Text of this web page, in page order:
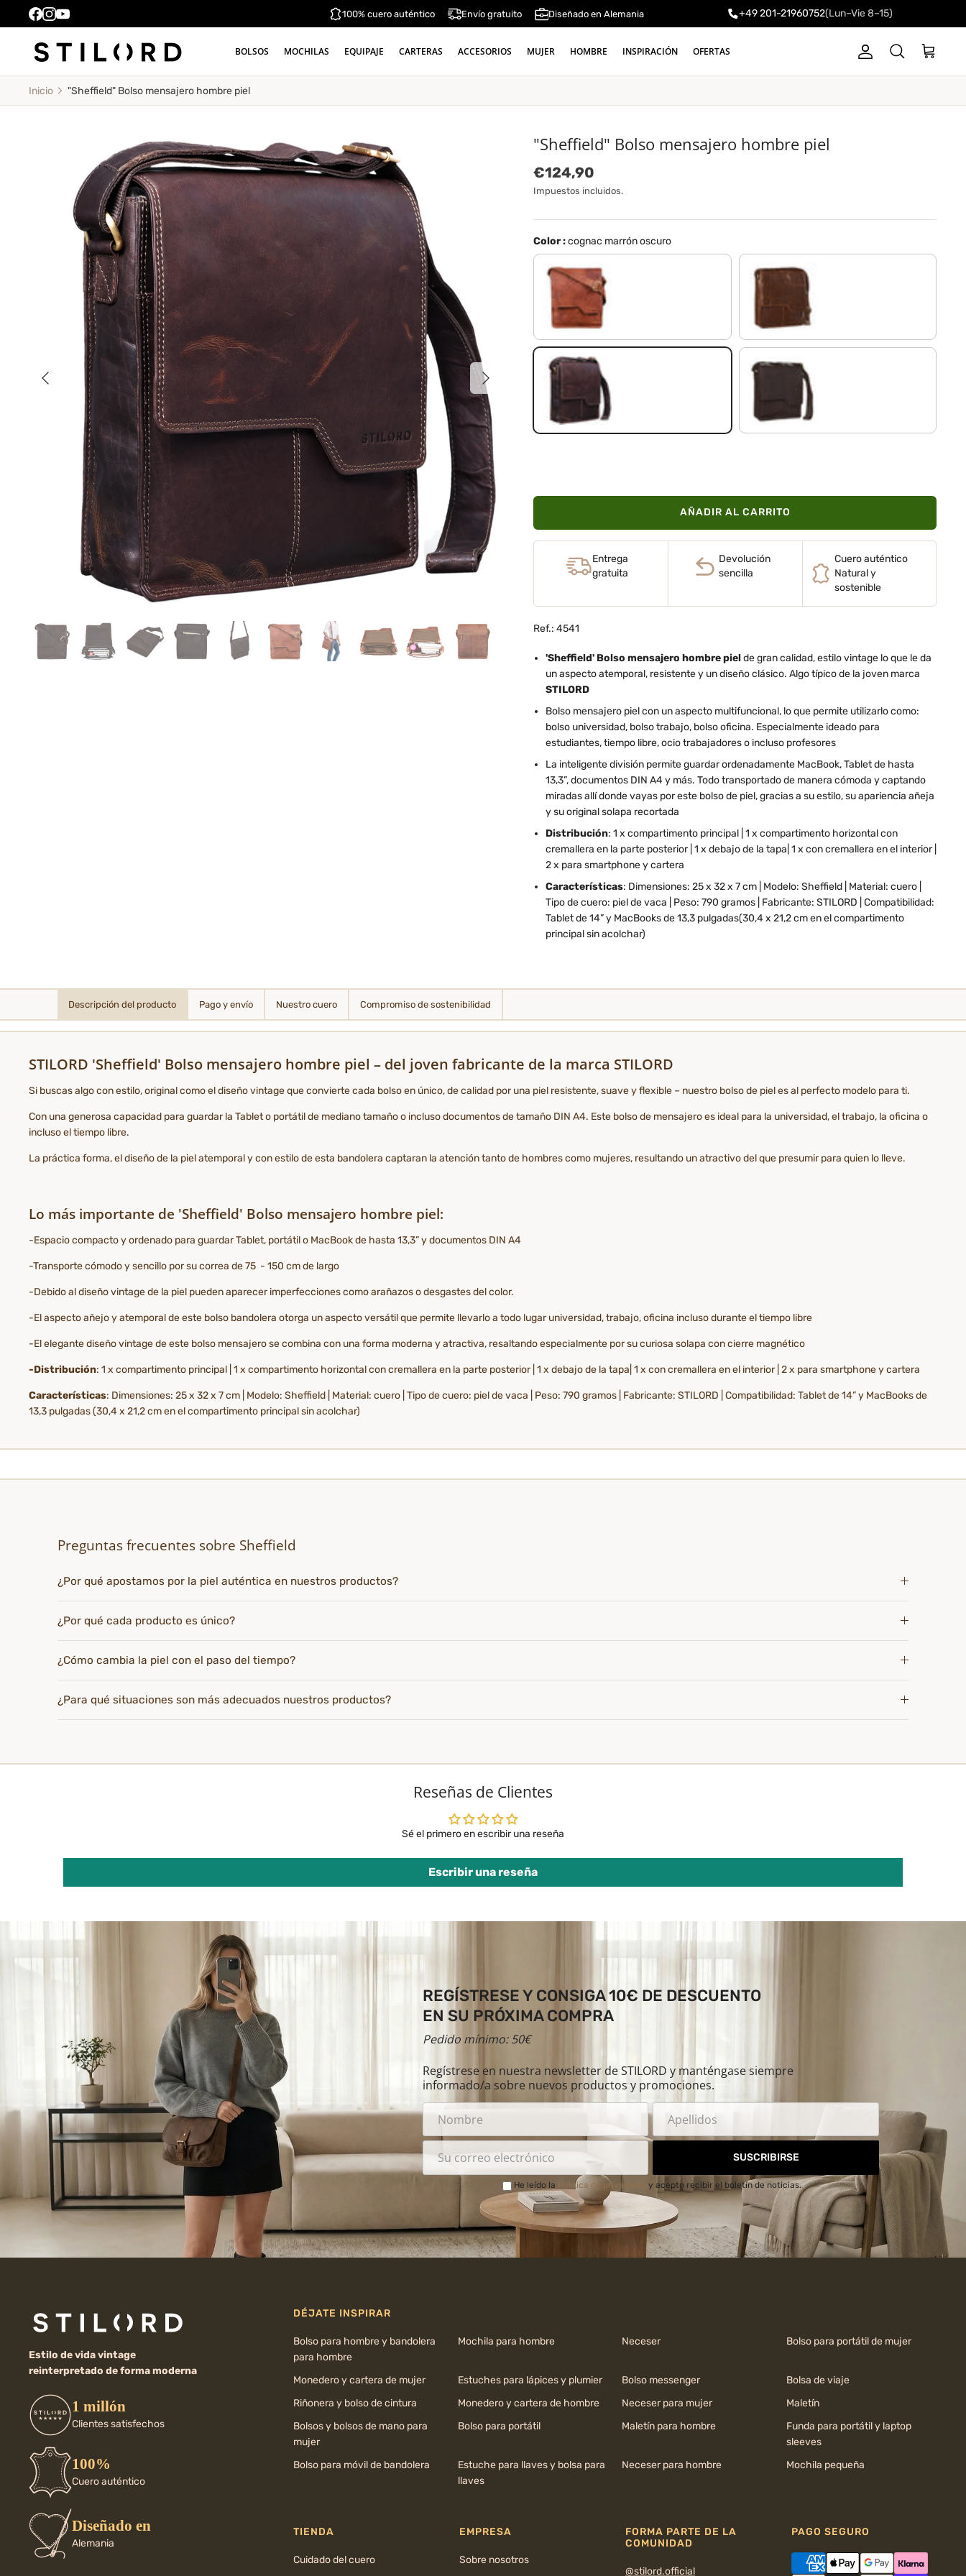
100% cuero auténtico Envío gratuito Diseñado en Alemania +49 201-21960752(Lun–Vie 8–15)
BOLSOS MOCHILAS EQUIPAJE CARTERAS ACCESORIOS MUJER HOMBRE INSPIRACIÓN OFERTAS CuentaBuscar Carrito
Inicio "Sheffield" Bolso mensajero hombre piel
Anterior Siguiente
"Sheffield" Bolso mensajero hombre piel
Precio normal
€124,90
Impuestos incluidos.
Color :cognac marrón oscuro
tisco - cognac marrón antico
cognac marrón oscuro marrón oscuro - opaco
AÑADIR AL CARRITO
Entrega
gratuita
Devolución
sencilla
Cuero auténtico
Natural y
sostenible
Ref.: 4541
'Sheffield' Bolso mensajero hombre pielde gran calidad, estilo vintage lo que le da
un aspecto atemporal, resistente y un diseño clásico. Algo típico de la joven marca
STILORD
Bolso mensajero piel con un aspecto multifuncional, lo que permite utilizarlo como:
bolso universidad, bolso trabajo, bolso oficina. Especialmente ideado para
estudiantes, tiempo libre, ocio trabajadores o incluso profesores
La inteligente división permite guardar ordenadamente MacBook, Tablet de hasta
13,3”, documentos DIN A4 y más. Todo transportado de manera cómoda y captando
miradas allí donde vayas por este bolso de piel, gracias a su estilo, su apariencia añeja
y su original solapa recortada
Distribución: 1 x compartimento principal | 1 x compartimento horizontal con
cremallera en la parte posterior | 1 x debajo de la tapa| 1 x con cremallera en el interior |
2 x para smartphone y cartera
Características: Dimensiones: 25 x 32 x 7 cm | Modelo: Sheffield | Material: cuero |
Tipo de cuero: piel de vaca | Peso: 790 gramos | Fabricante: STILORD | Compatibilidad:
Tablet de 14” y MacBooks de 13,3 pulgadas(30,4 x 21,2 cm en el compartimento
principal sin acolchar)
Descripción del producto Pago y envío Nuestro cuero Compromiso de sostenibilidad
STILORD 'Sheffield' Bolso mensajero hombre piel – del joven fabricante de la marca STILORD
Si buscas algo con estilo, original como el diseño vintage que convierte cada bolso en único, de calidad por una piel resistente, suave y flexible – nuestro bolso de piel es al perfecto modelo para ti.
Con una generosa capacidad para guardar la Tablet o portátil de mediano tamaño o incluso documentos de tamaño DIN A4. Este bolso de mensajero es ideal para la universidad, el trabajo, la oficina o
incluso el tiempo libre.
La práctica forma, el diseño de la piel atemporal y con estilo de esta bandolera captaran la atención tanto de hombres como mujeres, resultando un atractivo del que presumir para quien lo lleve.
Lo más importante de 'Sheffield' Bolso mensajero hombre piel:
-Espacio compacto y ordenado para guardar Tablet, portátil o MacBook de hasta 13,3” y documentos DIN A4
-Transporte cómodo y sencillo por su correa de 75 - 150 cm de largo
-Debido al diseño vintage de la piel pueden aparecer imperfecciones como arañazos o desgastes del color.
-El aspecto añejo y atemporal de este bolso bandolera otorga un aspecto versátil que permite llevarlo a todo lugar universidad, trabajo, oficina incluso durante el tiempo libre
-El elegante diseño vintage de este bolso mensajero se combina con una forma moderna y atractiva, resaltando especialmente por su curiosa solapa con cierre magnético
-Distribución: 1 x compartimento principal | 1 x compartimento horizontal con cremallera en la parte posterior | 1 x debajo de la tapa| 1 x con cremallera en el interior | 2 x para smartphone y cartera
Características: Dimensiones: 25 x 32 x 7 cm | Modelo: Sheffield | Material: cuero | Tipo de cuero: piel de vaca | Peso: 790 gramos | Fabricante: STILORD | Compatibilidad: Tablet de 14” y MacBooks de
13,3 pulgadas (30,4 x 21,2 cm en el compartimento principal sin acolchar)
Preguntas frecuentes sobre Sheffield
¿Por qué apostamos por la piel auténtica en nuestros productos?
¿Por qué cada producto es único?
¿Cómo cambia la piel con el paso del tiempo?
¿Para qué situaciones son más adecuados nuestros productos?
Reseñas de Clientes
Sé el primero en escribir una reseña
Escribir una reseña
REGÍSTRESE Y CONSIGA 10€ DE DESCUENTO
EN SU PRÓXIMA COMPRA
Pedido mínimo: 50€
Regístrese en nuestra newsletter de STILORD y manténgase siempre
informado/a sobre nuevos productos y promociones.
SUSCRIBIRSE
He leído la Política de privacidad y acepto recibir el boletín de noticias.
Estilo de vida vintage
reinterpretado de forma moderna
1 millón
Clientes satisfechos
100%
Cuero auténtico
Diseñado en
Alemania
DÉJATE INSPIRAR
Bolso para hombre y bandolera
para hombre
Mochila para hombre Neceser Bolso para portátil de mujer
Monedero y cartera de mujer Estuches para lápices y plumier Bolso messenger
Bolsa de viaje
Riñonera y bolso de cintura
Monedero y cartera de hombre Neceser para mujer
Maletín
Bolsos y bolsos de mano para
mujer
Bolso para portátil Maletín para hombre
Funda para portátil y laptop
sleeves
Bolso para móvil de bandolera
Estuche para llaves y bolsa para
llaves
Neceser para hombre Mochila pequeña
TIENDA
Cuidado del cuero
EMPRESA
Sobre nosotros
FORMA PARTE DE LA
COMUNIDAD
@stilord.official
PAGO SEGURO